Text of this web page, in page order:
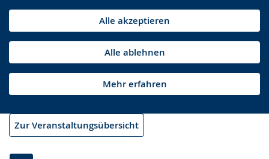
Alle akzeptieren
Alle ablehnen
Mehr erfahren
Zur Veranstaltungsübersicht